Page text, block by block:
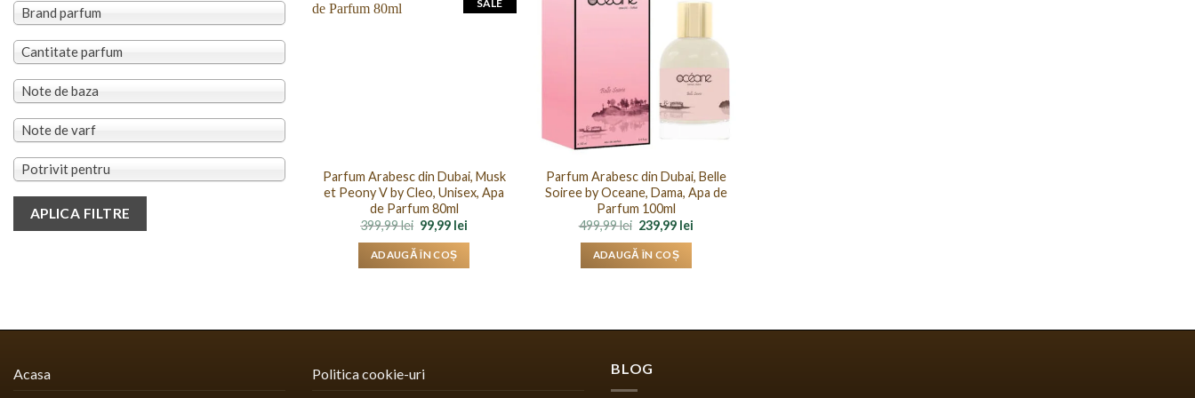
Brand parfum
Cantitate parfum
Note de baza
Note de varf
Potrivit pentru
APLICA FILTRE
Parfum Arabesc din Dubai, Musk
et Peony V by Cleo, Unisex, Apa
de Parfum 80ml
399,99lei Prețul
inițial
a
fost:
99,99 lei
ADAUGĂ ÎN COȘ
SALE
Parfum Arabesc din Dubai, Belle
Soiree by Oceane, Dama, Apa de
Parfum 100ml
499,99lei Prețul
inițial
a
fost:
239,99 leiPrețul
ADAUGĂ ÎN COȘ
Acasa Politica cookie-uri BLOG